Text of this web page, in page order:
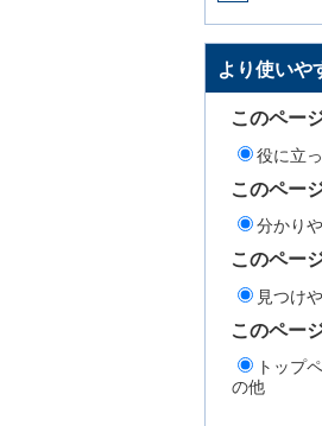
より使いや
このペー
役に立
このペー
分かり
このペー
見つけ
このペー
トップ
の他